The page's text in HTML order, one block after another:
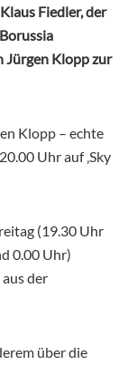
Fiedler, der
Jürgen Klopp zur
Klopp – echte
Uhr auf ‚Sky
(19.30 Uhr
0.00 Uhr)
der
über die